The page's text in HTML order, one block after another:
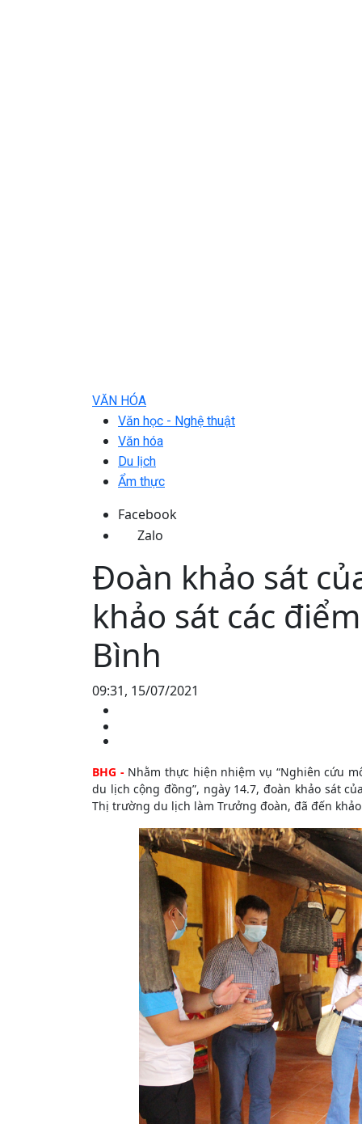
VĂN HÓA
Văn học - Nghệ thuật
Văn hóa
Du lịch
Ẩm thực
Facebook
Zalo
Đoàn khảo sát
khảo sát các
Bình
09:31, 15/07/2021
BHG -Nhằm thực hiện nhiệm vụ “Nghiên cứu
du lịch cộng đồng”, ngày 14.7, đoàn khảo sát
Thị trường du lịch làm Trưởng đoàn, đã đến